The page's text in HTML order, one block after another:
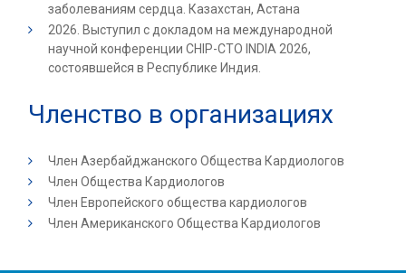
заболеваниям сердца. Казахстан, Астана
2026. Выступил с докладом на международной
научной конференции CHIP-CTO INDIA 2026,
состоявшейся в Республике Индия.
Членство в организациях
Член Азербайджанского Общества Кардиологов
Член Общества Кардиологов
Член Европейского общества кардиологов
Член Американского Общества Кардиологов